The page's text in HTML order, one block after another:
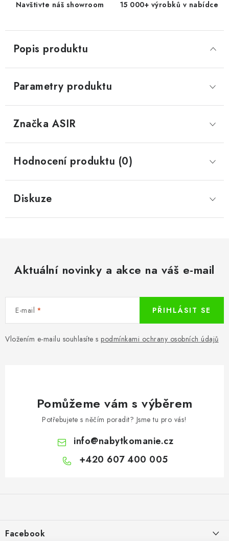
Navštivte náš showroom 15 000+ výrobků v nabídce
Popis produktu
Parametry produktu
Značka ASIR
Hodnocení produktu (0)
Diskuze
Aktuální novinky a akce na váš e-mail
E-mail
Vložením e-mailu souhlasíte s podmínkami ochrany osobních údajů
PŘIHLÁSIT SE
Pomůžeme vám s výběrem
Potřebujete s něčím poradit? Jsme tu pro vás!
info@nabytkomanie.cz
+420 607 400 005
aFacebook